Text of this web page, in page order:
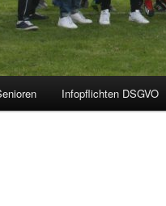
Infopflichten DSGVO